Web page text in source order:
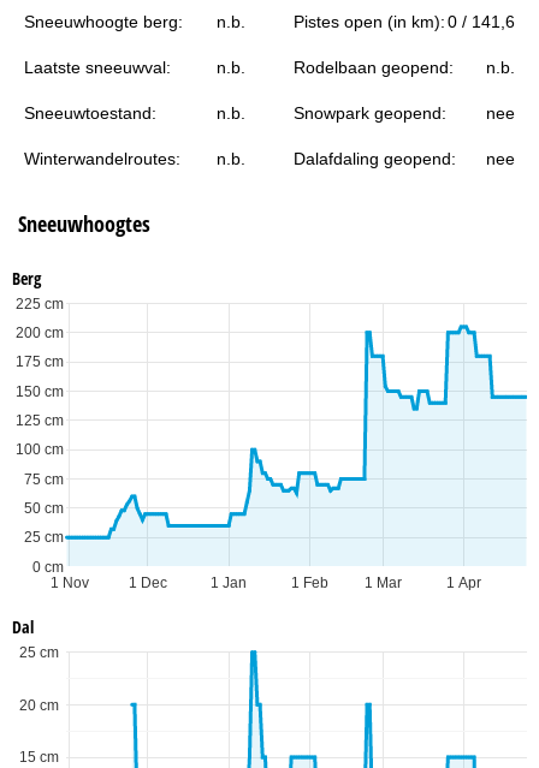
Sneeuwhoogte berg: n.b. Pistes open (in km):0 / 141,6
Laatste sneeuwval: n.b. Rodelbaan geopend: n.b.
Sneeuwtoestand: n.b. Snowpark geopend: nee
Winterwandelroutes: n.b. Dalafdaling geopend: nee
Sneeuwhoogtes
Berg
1 Nov 1 Dec 1 Jan 1 Feb 1 Mar 1 Apr
0 cm
25 cm
50 cm
75 cm
100 cm
125 cm
150 cm
175 cm
200 cm
225 cm
Dal
15 cm
20 cm
25 cm